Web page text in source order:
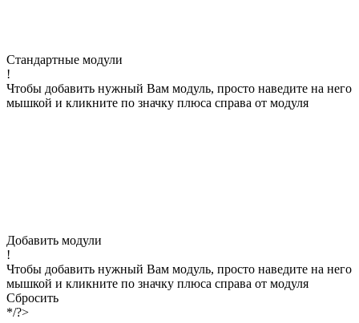
Стандартные модули
!
Чтобы добавить нужный Вам модуль, просто наведите на него
мышкой и кликните по значку плюса справа от модуля
Добавить модули
!
Чтобы добавить нужный Вам модуль, просто наведите на него
мышкой и кликните по значку плюса справа от модуля
Сбросить
*/?>